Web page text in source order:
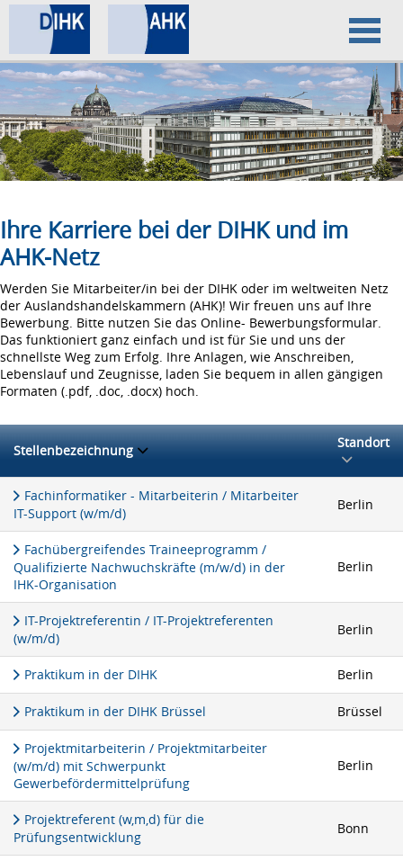
Home
Datenschutz
Impressum
Ihre Karriere bei der DIHK und im
AHK-Netz
Werden Sie Mitarbeiter/in bei der DIHK oder im weltweiten Netz
der Auslandshandelskammern (AHK)! Wir freuen uns auf Ihre
Bewerbung. Bitte nutzen Sie das Online- Bewerbungsformular.
Das funktioniert ganz einfach und ist für Sie und uns der
schnellste Weg zum Erfolg. Ihre Anlagen, wie Anschreiben,
Lebenslauf und Zeugnisse, laden Sie bequem in allen gängigen
Formaten (.pdf, .doc, .docx) hoch.
Stellenbezeichnung Standort
Fachinformatiker - Mitarbeiterin / Mitarbeiter
IT-Support (w/m/d)
Berlin
Fachübergreifendes Traineeprogramm /
Qualifizierte Nachwuchskräfte (m/w/d) in der
IHK-Organisation
Berlin
IT-Projektreferentin / IT-Projektreferenten
(w/m/d)
Berlin
Praktikum in der DIHK Berlin
Praktikum in der DIHK Brüssel Brüssel
Projektmitarbeiterin / Projektmitarbeiter
(w/m/d) mit Schwerpunkt
Gewerbefördermittelprüfung
Berlin
Projektreferent (w,m,d) für die
Prüfungsentwicklung
Bonn